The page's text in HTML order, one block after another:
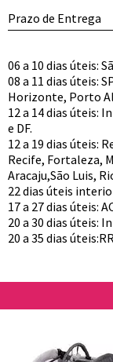
Prazo de Entrega
06 a 10 dias úteis:
08 a 11 dias úteis:
Horizonte, Porto
12 a 14 dias úteis:
e DF.
12 a 19 dias úteis:
Recife, Fortaleza,
Aracaju,São Luis,
22 dias úteis
17 a 27 dias úteis:
20 a 30 dias úteis:
20 a 35 dias